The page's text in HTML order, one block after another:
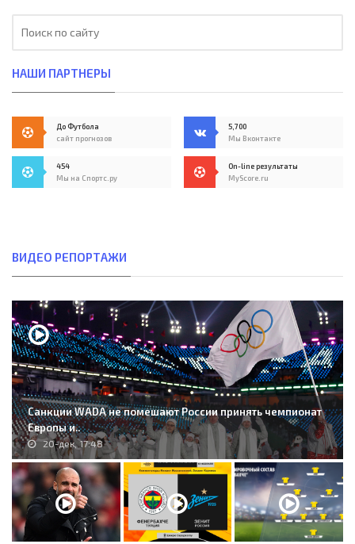
НАШИ ПАРТНЕРЫ
До Футбола
сайт прогнозов
5,700
Мы Вконтакте
454
Мы на Спортс.ру
On-line результаты
MyScore.ru
ВИДЕО РЕПОРТАЖИ
Санкции WADA не помешают России принять чемпионат
Европы и..
20-дек, 17:48